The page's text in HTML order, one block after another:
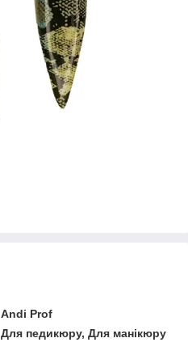
Andi Prof
Для педикюру, Для манікюру